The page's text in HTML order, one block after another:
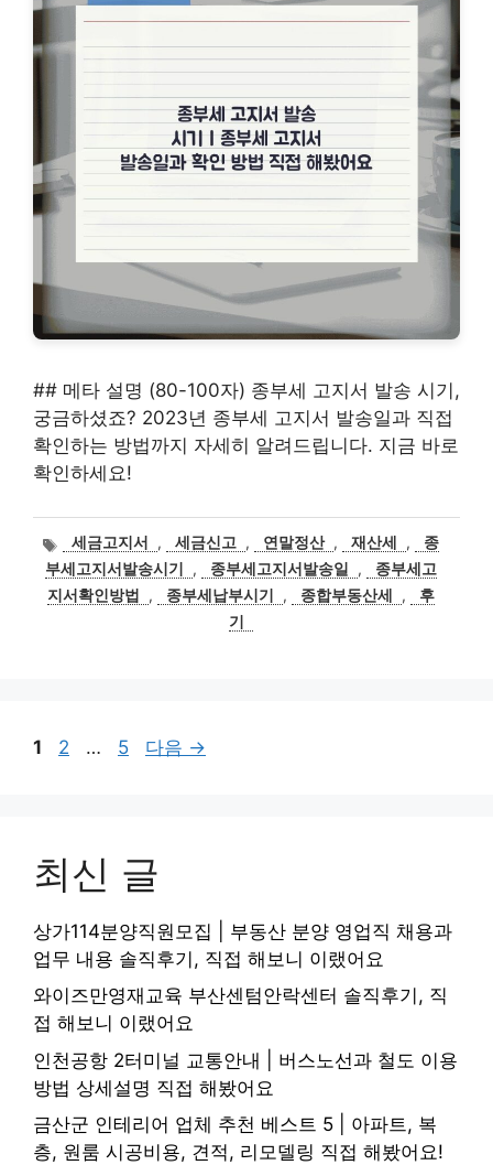
## 메타 설명 (80-100자) 종부세 고지서 발송 시기,
궁금하셨죠? 2023년 종부세 고지서 발송일과 직접
확인하는 방법까지 자세히 알려드립니다. 지금 바로
확인하세요!
태
그
세금고지서 , 세금신고 , 연말정산 , 재산세 ,
종
부세고지서발송시기
, 종부세고지서발송일 ,
종부세고
지서확인방법
, 종부세납부시기 , 종합부동산세 ,
후
기
페
1
페
2 …
페
5 다음 →
최신 글
상가114분양직원모집 | 부동산 분양 영업직 채용과
업무 내용 솔직후기, 직접 해보니 이랬어요
와이즈만영재교육 부산센텀안락센터 솔직후기, 직
접 해보니 이랬어요
인천공항 2터미널 교통안내 | 버스노선과 철도 이용
방법 상세설명 직접 해봤어요
금산군 인테리어 업체 추천 베스트 5 | 아파트, 복
층, 원룸 시공비용, 견적, 리모델링 직접 해봤어요!